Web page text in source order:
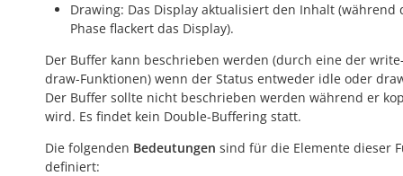
Drawing: Das Display aktualisiert den Inhalt (während
Phase flackert das Display).
Der Buffer kann beschrieben werden (durch eine der write
draw-Funktionen) wenn der Status entweder idle oder
Der Buffer sollte nicht beschrieben werden während er
wird. Es findet kein Double-Buffering statt.
Die folgenden Bedeutungen sind für die Elemente dieser
definiert: